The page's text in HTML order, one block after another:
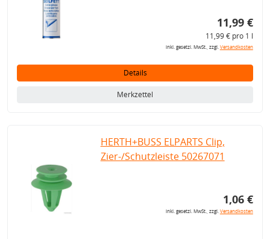
11,99 €
11,99 € pro 1 l
inkl. gesetzl. MwSt., zzgl.Versandkosten
Details
Merkzettel
HERTH+BUSS ELPARTS Clip,
Zier-/Schutzleiste 50267071
1,06 €
inkl. gesetzl. MwSt., zzgl.Versandkosten